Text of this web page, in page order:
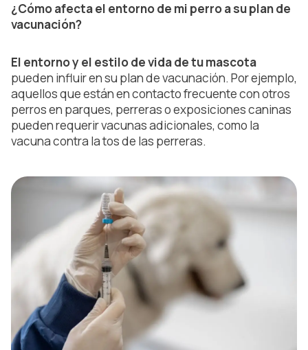
¿Cómo afecta el entorno de mi perro a su plan de
vacunación?
El entorno y el estilo de vida de tu mascota
pueden influir en su plan de vacunación. Por ejemplo,
aquellos que están en contacto frecuente con otros
perros en parques, perreras o exposiciones caninas
pueden requerir vacunas adicionales, como la
vacuna contra la tos de las perreras.